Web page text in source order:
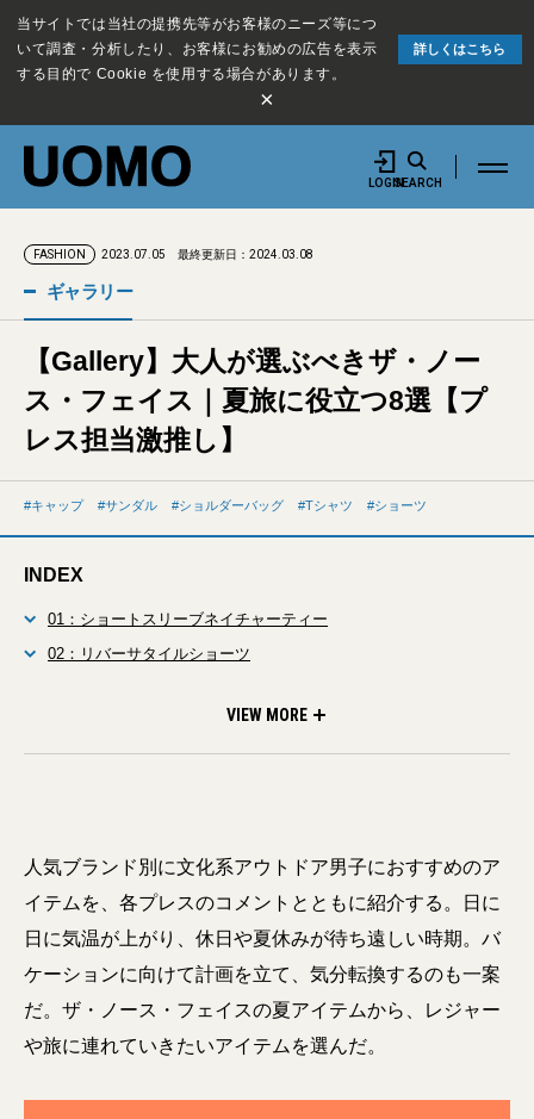
当サイトでは当社の提携先等がお客様のニーズ等につ
いて調査・分析したり、お客様にお勧めの広告を表示
する目的で Cookie を使用する場合があります。
詳しくはこちら
×
LOGINSEARCH
FASHION 2023.07.05 最終更新日：2024.03.08
ギャラリー
【Gallery】大人が選ぶべきザ・ノー
ス・フェイス｜夏旅に役立つ8選【プ
レス担当激推し】
キャップ サンダル ショルダーバッグ Tシャツ ショーツ
INDEX
01：ショートスリーブネイチャーティー
02：リバーサタイルショーツ
VIEW MORE
人気ブランド別に文化系アウトドア男子におすすめのア
イテムを、各プレスのコメントとともに紹介する。日に
日に気温が上がり、休日や夏休みが待ち遠しい時期。バ
ケーションに向けて計画を立て、気分転換するのも一案
だ。ザ・ノース・フェイスの夏アイテムから、レジャー
や旅に連れていきたいアイテムを選んだ。